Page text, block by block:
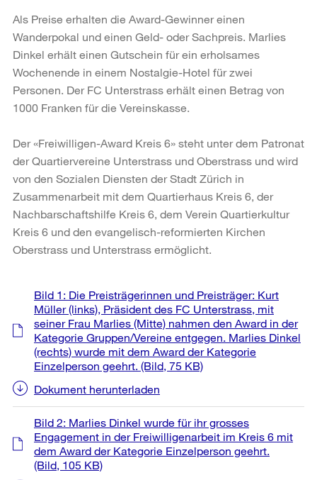
Als Preise erhalten die Award-Gewinner einen
Wanderpokal und einen Geld- oder Sachpreis. Marlies
Dinkel erhält einen Gutschein für ein erholsames
Wochenende in einem Nostalgie-Hotel für zwei
Personen. Der FC Unterstrass erhält einen Betrag von
1000 Franken für die Vereinskasse.
Der «Freiwilligen-Award Kreis 6» steht unter dem Patronat
der Quartiervereine Unterstrass und Oberstrass und wird
von den Sozialen Diensten der Stadt Zürich in
Zusammenarbeit mit dem Quartierhaus Kreis 6, der
Nachbarschaftshilfe Kreis 6, dem Verein Quartierkultur
Kreis 6 und den evangelisch-reformierten Kirchen
Oberstrass und Unterstrass ermöglicht.
Weitere
Informationen
Bild 1: Die Preisträgerinnen und Preisträger: Kurt
Müller (links), Präsident des FC Unterstrass, mit
seiner Frau Marlies (Mitte) nahmen den Award in der
Kategorie Gruppen/Vereine entgegen. Marlies Dinkel
(rechts) wurde mit dem Award der Kategorie
Einzelperson geehrt. (Bild, 75 KB)
Dokument herunterladen
Bild 2: Marlies Dinkel wurde für ihr grosses
Engagement in der Freiwilligenarbeit im Kreis 6 mit
dem Award der Kategorie Einzelperson geehrt.
(Bild, 105 KB)